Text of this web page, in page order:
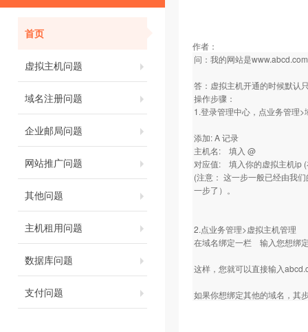
首页
虚拟主机问题
域名注册问题
企业邮局问题
网站推广问题
其他问题
主机租用问题
数据库问题
支付问题
作者：
问：我的网站是
答：虚拟主机开通的时候默认
操作步骤：
1.登录管理中心，点业务管
添加: A 记录
主机名: 填入 @
对应值: 填入你的虚拟主机ip
(注意： 这一步一般已经由我
一步了）。
2.点业务管理>虚拟主机管理
在域名绑定一栏 输入您想绑
这样，您就可以直接输入
如果你想绑定其他的域名，其